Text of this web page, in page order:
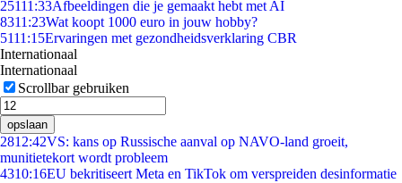
25111:33Afbeeldingen die je gemaakt hebt met AI
8311:23Wat koopt 1000 euro in jouw hobby?
5111:15Ervaringen met gezondheidsverklaring CBR
Internationaal
Internationaal
Scrollbar gebruiken
opslaan
2812:42VS: kans op Russische aanval op NAVO-land groeit,
munitietekort wordt probleem
4310:16EU bekritiseert Meta en TikTok om verspreiden desinformatie